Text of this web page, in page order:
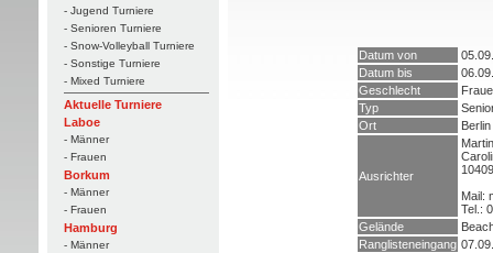
- Jugend Turniere
- Senioren Turniere
- Snow-Volleyball Turniere
- Sonstige Turniere
- Mixed Turniere
Aktuelle Turniere
Laboe
- Männer
- Frauen
Borkum
- Männer
- Frauen
Hamburg
- Männer
Datum von
Datum bis
Geschlecht
Typ
Ort
Berlin
Ausrichter
Mail:
Tel.:
Gelände
Ranglisteneingang